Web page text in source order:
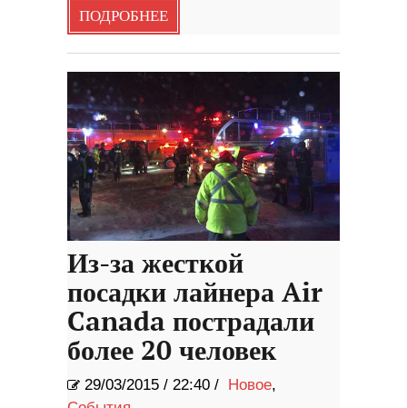
ПОДРОБНЕЕ
Из-за жесткой
посадки лайнера Air
Canada пострадали
более 20 человек
29/03/2015 / 22:40 / Новое,